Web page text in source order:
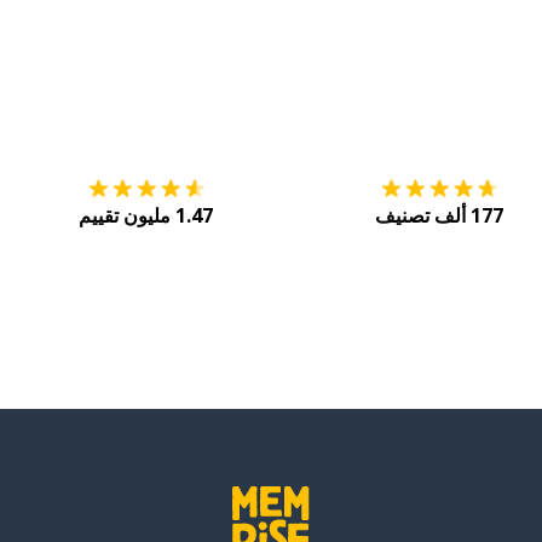
177 ألف تصنيف 1.47 مليون تقييم